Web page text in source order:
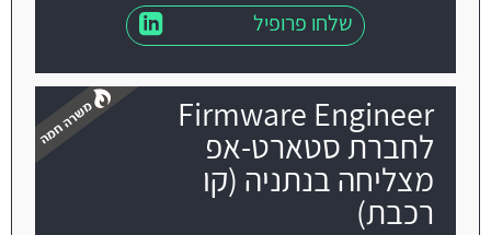
שלחו פרופיל
Firmware Engineer
לחברת סטארט-אפ
מצליחה בנתניה (קו
רכבת)